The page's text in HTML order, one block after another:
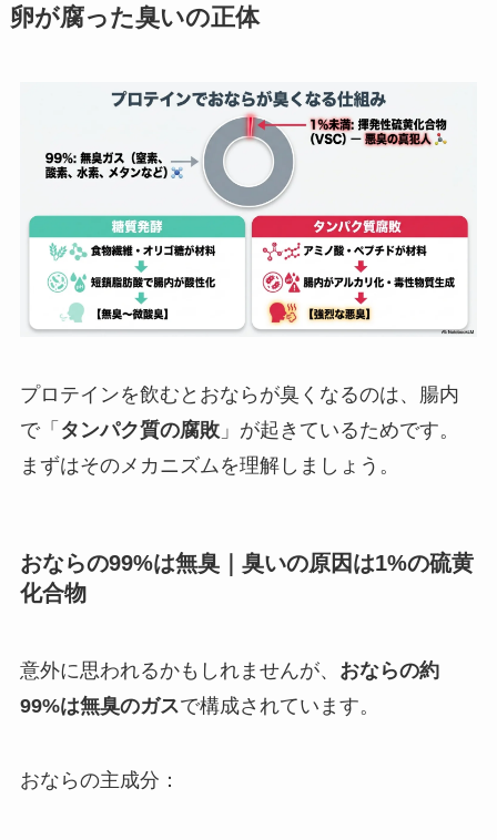
卵が腐った臭いの正体
プロテインを飲むとおならが臭くなるのは、腸内
で「 タンパク質の腐敗」が起きているためです。
まずはそのメカニズムを理解しましょう。
おならの99%は無臭｜臭いの原因は1%の硫黄
化合物
意外に思われるかもしれませんが、 おならの約
99%は無臭のガスで構成されています。
おならの主成分：